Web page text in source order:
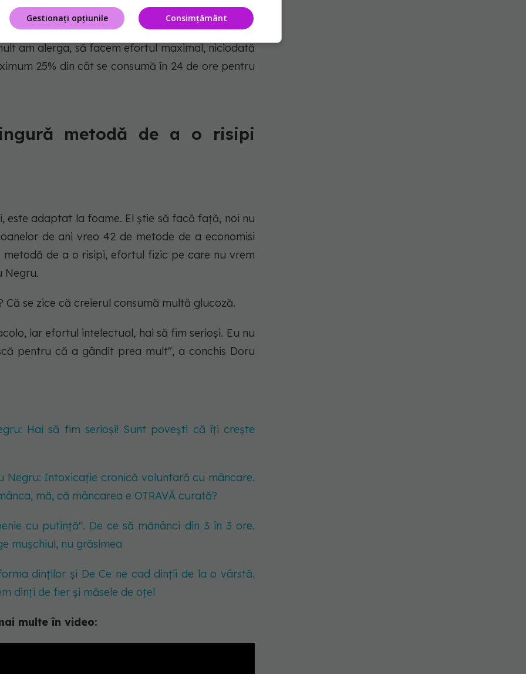
mișcare suficientă, pierdere mare.
am alerga, să facem efortul maximal, niciodată
25% din cât se consumă în 24 de ore pentru
metodă de a o risipi
este adaptat la foame. El știe să facă față, noi nu
de ani vreo 42 de metode de a economisi
de a o risipi, efortul fizic pe care nu vrem
Negru.
se zice că creierul consumă multă glucoză.
iar efortul intelectual, hai să fim serioși. Eu nu
pentru că a gândit prea mult", a conchis Doru
Hai să fim serioși! Sunt povești că îți crește
Negru: Intoxicație cronică voluntară cu mâncare.
mă, că mâncarea e OTRAVĂ curată?
cu putință". De ce să mănânci din 3 în 3 ore.
mușchiul, nu grăsimea
dinților și De Ce ne cad dinții de la o vârstă.
dinți de fier și măsele de oțel
multe în video:
Consimțământ
Gestionați opțiunile